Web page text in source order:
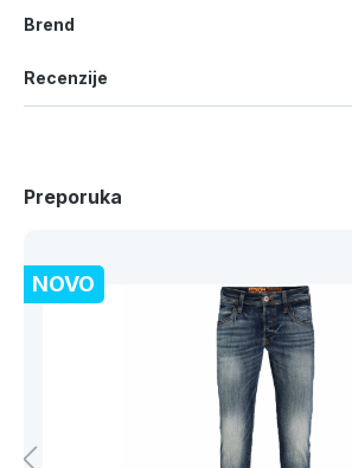
Brend
Recenzije
Preporuka
NOVO